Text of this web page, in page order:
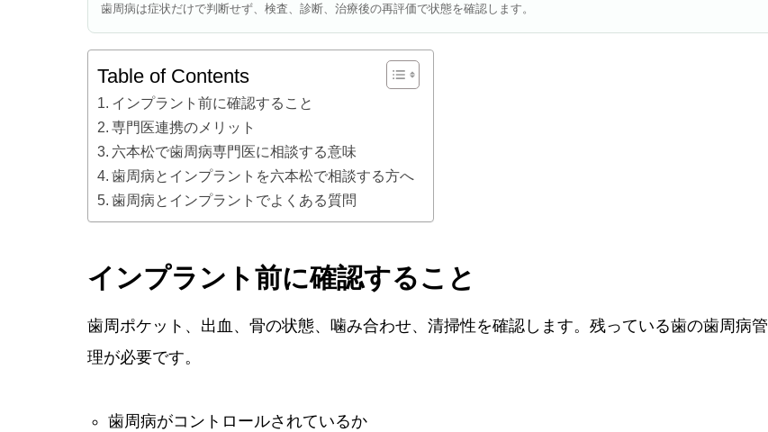
歯周病は症状だけで判断せず、検査、診断、治療後の再評価で状態を確認します。
Table of Contents
インプラント前に確認すること
専門医連携のメリット
六本松で歯周病専門医に相談する意味
歯周病とインプラントを六本松で相談する方へ
歯周病とインプラントでよくある質問
インプラント前に確認すること
歯周ポケット、出血、骨の状態、噛み合わせ、清掃性を確認します。残っている歯の歯周病管
理が必要です。
歯周病がコントロールされているか